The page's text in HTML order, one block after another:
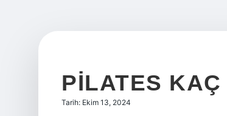
PILATES
Tarih: Ekim 13, 2024